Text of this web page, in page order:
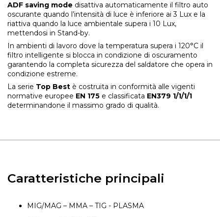
ADF saving mode disattiva automaticamente il filtro auto
oscurante quando l’intensità di luce è inferiore ai 3 Lux e la
riattiva quando la luce ambientale supera i 10 Lux,
mettendosi in Stand-by.
In ambienti di lavoro dove la temperatura supera i 120°C il
filtro intelligente si blocca in condizione di oscuramento
garantendo la completa sicurezza del saldatore che opera in
condizione estreme.
La serie Top Best è costruita in conformità alle vigenti
normative europee EN 175 e classificata EN379 1/1/1/1
determinandone il massimo grado di qualità.
Caratteristiche principali
MIG/MAG – MMA – TIG - PLASMA